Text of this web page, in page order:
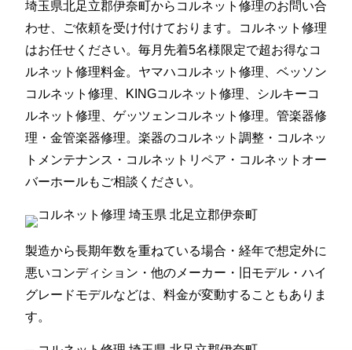
埼玉県北足立郡伊奈町からコルネット修理のお問い合
わせ、ご依頼を受け付けております。コルネット修理
はお任せください。毎月先着5名様限定で超お得なコ
ルネット修理料金。ヤマハコルネット修理、ベッソン
コルネット修理、KINGコルネット修理、シルキーコ
ルネット修理、ゲッツェンコルネット修理。管楽器修
理・金管楽器修理。楽器のコルネット調整・コルネッ
トメンテナンス・コルネットリペア・コルネットオー
バーホールもご相談ください。
製造から長期年数を重ねている場合・経年で想定外に
悪いコンディション・他のメーカー・旧モデル・ハイ
グレードモデルなどは、料金が変動することもありま
す。